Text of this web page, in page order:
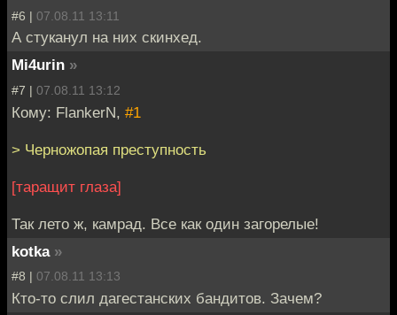
#6 | 07.08.11 13:11
А стуканул на них скинхед.
Mi4urin »
#7 | 07.08.11 13:12
Кому: FlankerN, #1
> Черножопая преступность
[таращит глаза]
Так лето ж, камрад. Все как один загорелые!
kotka »
#8 | 07.08.11 13:13
Кто-то слил дагестанских бандитов. Зачем?